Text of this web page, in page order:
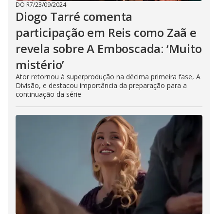
DO R7/23/09/2024
Diogo Tarré comenta
participação em Reis como Zaã e
revela sobre A Emboscada: ‘Muito
mistério’
Ator retornou à superprodução na décima primeira fase, A
Divisão, e destacou importância da preparação para a
continuação da série